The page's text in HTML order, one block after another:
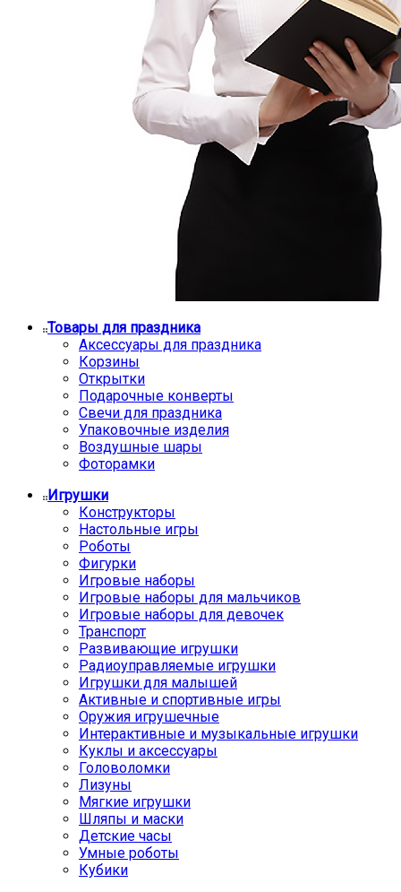
Товары для праздника
Аксессуары для праздника
Корзины
Открытки
Подарочные конверты
Свечи для праздника
Упаковочные изделия
Воздушные шары
Фоторамки
Игрушки
Конструкторы
Настольные игры
Роботы
Фигурки
Игровые наборы
Игровые наборы для мальчиков
Игровые наборы для девочек
Транспорт
Развивающие игрушки
Радиоуправляемые игрушки
Игрушки для малышей
Активные и спортивные игры
Оружия игрушечные
Интерактивные и музыкальные игрушки
Куклы и аксессуары
Головоломки
Лизуны
Мягкие игрушки
Шляпы и маски
Детские часы
Умные роботы
Кубики